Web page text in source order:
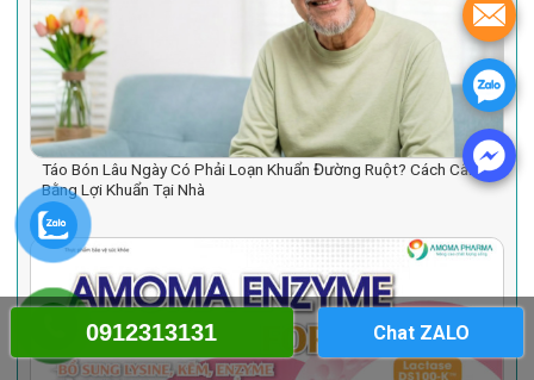
Táo Bón Lâu Ngày Có Phải Loạn Khuẩn Đường Ruột? Cách Cân
Bằng Lợi Khuẩn Tại Nhà
0912313131 Chat ZALO